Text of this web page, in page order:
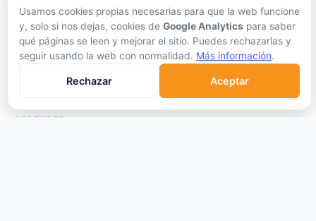
Blockchains
Hardware Wallets
Software Wallets
Gastar Criptomonedas
APRENDER
Usamos cookies propias necesarias para que la web funcione
y, solo si nos dejas, cookies de Google Analytics para saber
qué páginas se leen y mejorar el sitio. Puedes rechazarlas y
seguir usando la web con normalidad. Más información.
Rechazar Aceptar